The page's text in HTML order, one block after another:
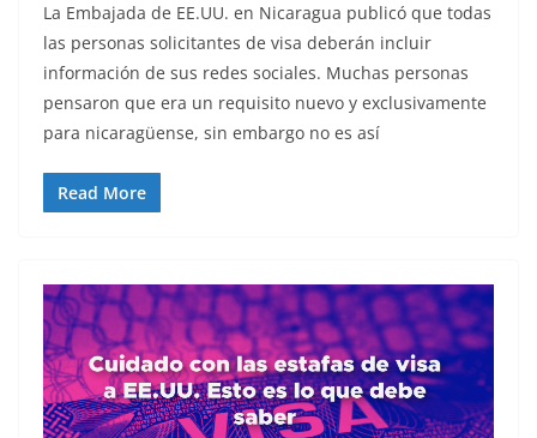
La Embajada de EE.UU. en Nicaragua publicó que todas
las personas solicitantes de visa deberán incluir
información de sus redes sociales. Muchas personas
pensaron que era un requisito nuevo y exclusivamente
para nicaragüense, sin embargo no es así
Read More